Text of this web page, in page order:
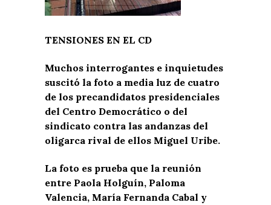
TENSIONES EN EL CD
Muchos interrogantes e inquietudes
suscitó la foto a media luz de cuatro
de los precandidatos presidenciales
del Centro Democrático o del
sindicato contra las andanzas del
oligarca rival de ellos Miguel Uribe.
La foto es prueba que la reunión
entre Paola Holguín, Paloma
Valencia, María Fernanda Cabal y